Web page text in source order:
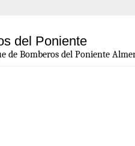
del Poniente
de Bomberos del Poniente